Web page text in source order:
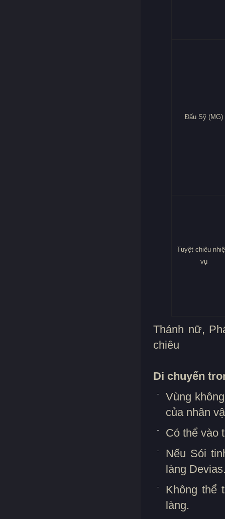
Đấu Sỹ (MG)
Tuyệt chiêu
vụ
Thánh nữ,
chiêu
Di chuyển
Vùng
của nhân
Có thể vào
Nếu Sói
làng
Không thể
làng.